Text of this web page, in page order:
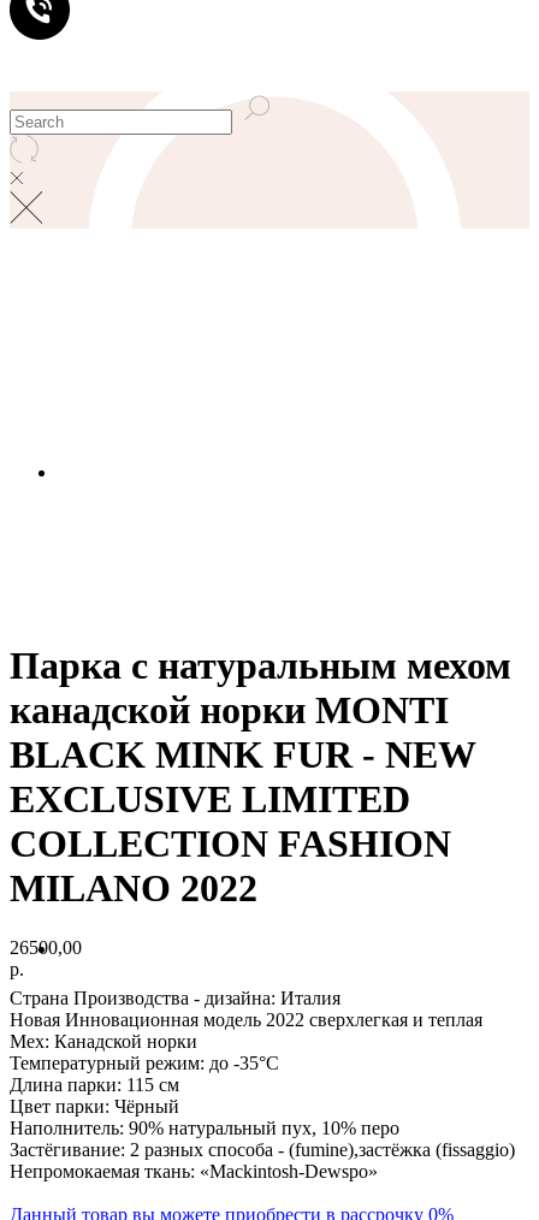
Парка с натуральным мехом
канадской норки MONTI
BLACK MINK FUR - NEW
EXCLUSIVE LIMITED
COLLECTION FASHION
MILANO 2022
26500,00
р.
Страна Производства - дизайна: Италия
Новая Инновационная модель 2022 сверхлегкая и теплая
Мех: Канадской норки
Температурный режим: до -35°С
Длина парки: 115 см
Цвет парки: Чёрный
Наполнитель: 90% натуральный пух, 10% перо
Застёгивание: 2 разных способа - (fumine),застёжка (fissaggio)
Непромокаемая ткань: «Mackintosh-Dewspo»
Данный товар вы можете приобрести в рассрочку 0%